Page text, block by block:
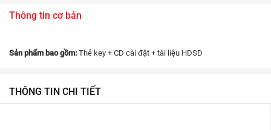
Thông tin cơ bản
Sản phẩm bao gồm: Thẻ key + CD cài đặt + tài liệu HDSD
THÔNG TIN CHI TIẾT